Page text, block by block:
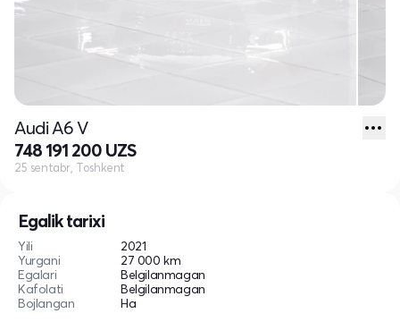
Egalik tarixi
Yili
2021
Yurgani
27 000 km
Egalari
Belgilanmagan
Kafolati
Belgilanmagan
Bojlangan
Ha
Audi A6 V
748 191 200 UZS
25 sentabr, Toshkent